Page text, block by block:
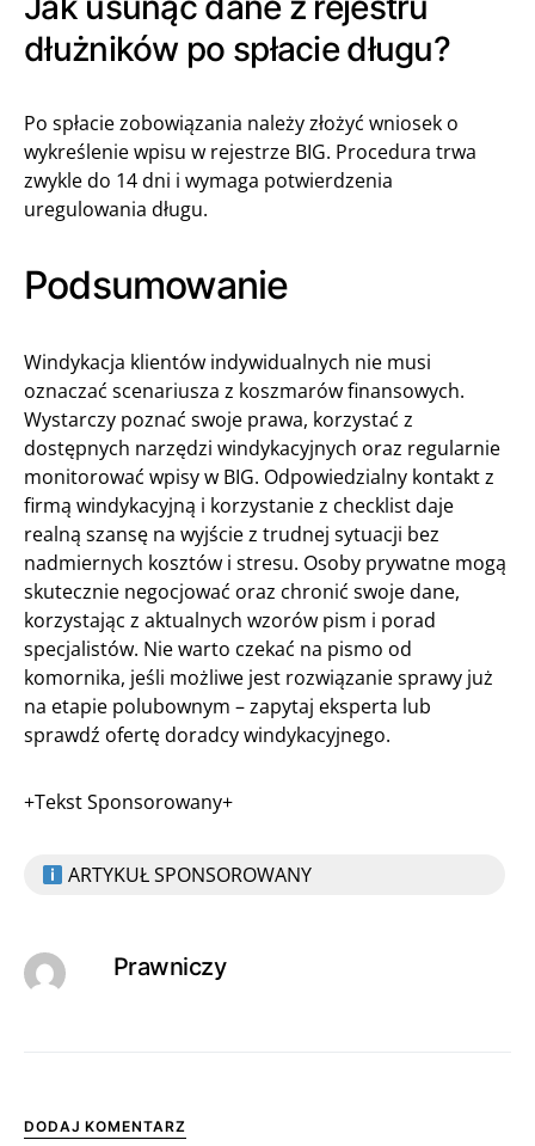
dłużników po spłacie długu?
Po spłacie zobowiązania należy złożyć wniosek o
wykreślenie wpisu w rejestrze BIG. Procedura trwa
zwykle do 14 dni i wymaga potwierdzenia
uregulowania długu.
Podsumowanie
Windykacja klientów indywidualnych nie musi
oznaczać scenariusza z koszmarów finansowych.
Wystarczy poznać swoje prawa, korzystać z
dostępnych narzędzi windykacyjnych oraz regularnie
monitorować wpisy w BIG. Odpowiedzialny kontakt z
firmą windykacyjną i korzystanie z checklist daje
realną szansę na wyjście z trudnej sytuacji bez
nadmiernych kosztów i stresu. Osoby prywatne mogą
skutecznie negocjować oraz chronić swoje dane,
korzystając z aktualnych wzorów pism i porad
specjalistów. Nie warto czekać na pismo od
komornika, jeśli możliwe jest rozwiązanie sprawy już
na etapie polubownym – zapytaj eksperta lub
sprawdź ofertę doradcy windykacyjnego.
+Tekst Sponsorowany+
ARTYKUŁ SPONSOROWANY
Prawniczy
DODAJ KOMENTARZ